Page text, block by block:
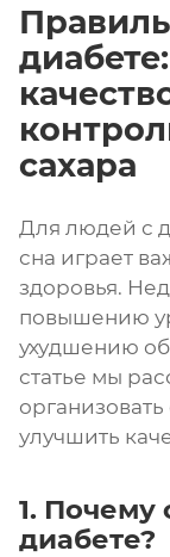
сахара
Для людей с
сна играет
здоровья.
повышению
ухудшению
статье мы
улучшить
1. Почему
диабете?